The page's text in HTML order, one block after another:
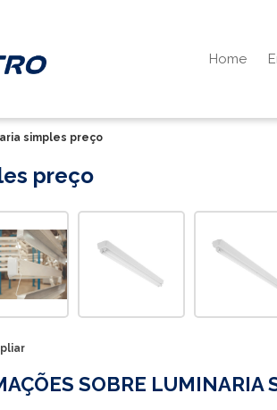
Home
simples preço
preço
SOBRE LUMINARIA